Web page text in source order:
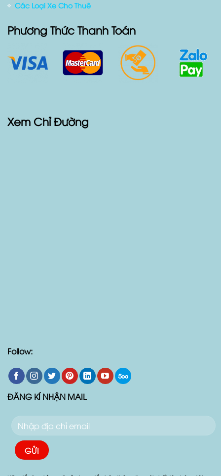
Các Loại Xe Cho Thuê
Phương Thức Thanh Toán
Xem Chỉ Đường
Follow:
ĐĂNG KÍ NHẬN MAIL